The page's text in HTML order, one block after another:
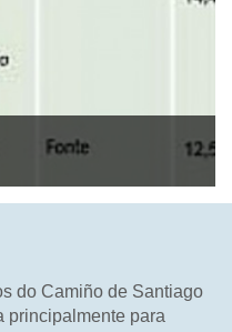
do Camiño de Santiago
principalmente para